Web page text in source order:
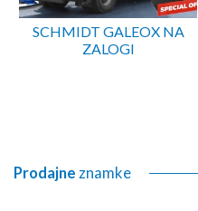
SCHMIDT GALEOX NA
ZALOGI
Prodajne znamke